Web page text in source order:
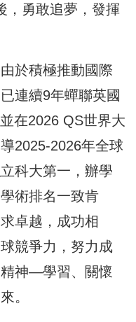
，勇敢追夢，發揮
於積極推動國際
連續9年蟬聯英國
在2026 QS世界大
2025-2026年全球
科大第一，辦學
術排名一致肯
卓越，成功相
競爭力，努力成
神—學習、關懷
。